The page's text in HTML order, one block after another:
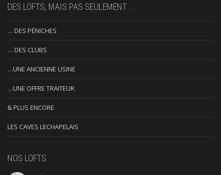
DES LOFTS, MAIS PAS SEULEMENT …
… DES PÉNICHES
… DES CLUBS
…UNE ANCIENNE USINE
…UNE OFFRE TRAITEUR
& PLUS ENCORE
LES CAVES LECHAPELAIS
NOS LOFTS